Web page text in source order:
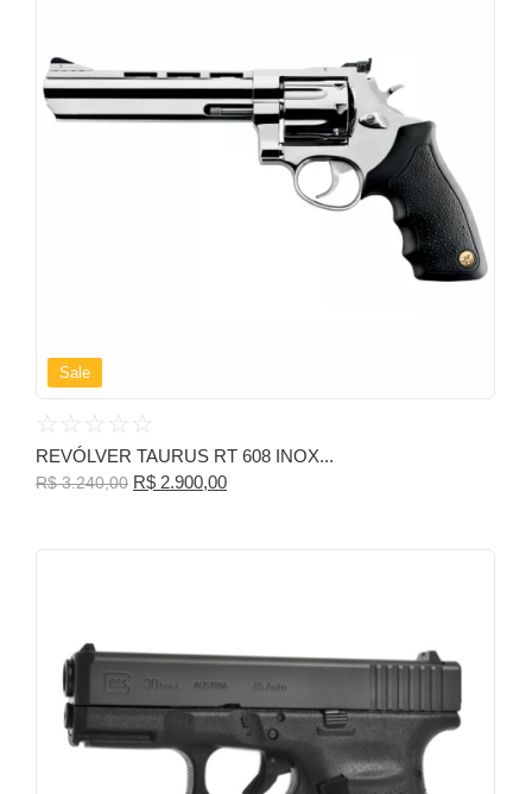
Sale
☆ ☆ ☆ ☆ ☆
REVÓLVER TAURUS RT 608 INOX...
R$3.240,00 R$ 2.900,00